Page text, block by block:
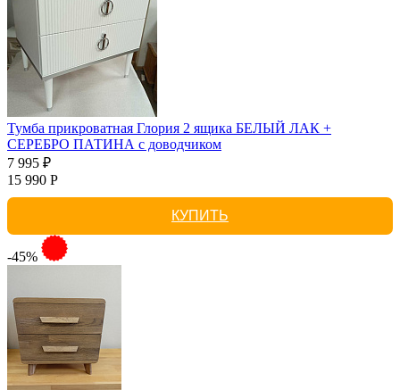
Тумба прикроватная Глория 2 ящика БЕЛЫЙ ЛАК +
СЕРЕБРО ПАТИНА с доводчиком
7 995 ₽
15 990 Р
КУПИТЬ
-45%